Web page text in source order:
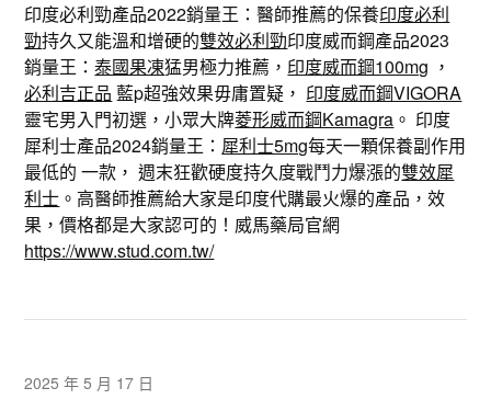
印度必利勁產品2022銷量王：醫師推薦的保養印度必利
勁持久又能溫和增硬的雙效必利勁印度威而鋼產品2023
銷量王：泰國果凍猛男極力推薦， 印度威而鋼100mg ，
必利吉正品 藍p超強效果毋庸置疑， 印度威而鋼VIGORA
靈宅男入門初選，小眾大牌菱形威而鋼Kamagra 。 印度
犀利士產品2024銷量王： 犀利士5mg每天一顆保養副作用
最低的 一款， 週末狂歡硬度持久度戰鬥力爆漲的雙效犀
利士 。高醫師推薦給大家是印度代購最火爆的產品，效
果，價格都是大家認可的！威馬藥局官網
https://www.stud.com.tw/
2025 年 5 月 17 日